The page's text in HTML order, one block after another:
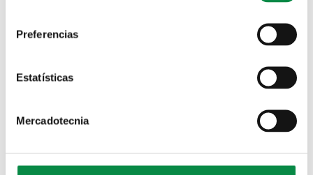
Preferencias
Estatísticas
Mercadotecnia